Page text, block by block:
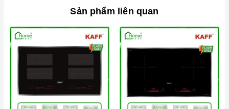
Sản phẩm liên quan